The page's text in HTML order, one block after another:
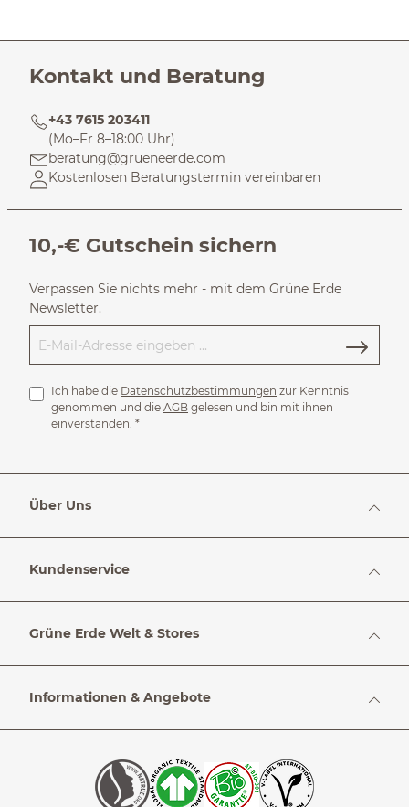
Kontakt und Beratung
+43 7615 203411
(Mo–Fr 8–18:00 Uhr)
beratung@grueneerde.com
Kostenlosen Beratungstermin vereinbaren
10,-€ Gutschein sichern
Verpassen Sie nichts mehr - mit dem Grüne Erde
Newsletter.
Ich habe die Datenschutzbestimmungen zur Kenntnis
genommen und die AGB gelesen und bin mit ihnen
einverstanden. *
Über Uns
Kundenservice
Grüne Erde Welt & Stores
Informationen & Angebote